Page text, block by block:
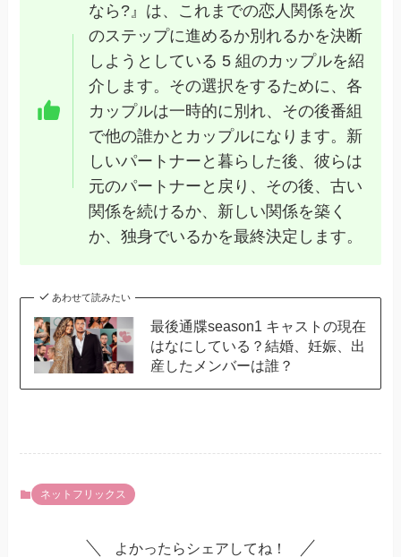
なら?』は、これまでの恋人関係を次
のステップに進めるか別れるかを決断
しようとしている 5 組のカップルを紹
介します。その選択をするために、各
カップルは一時的に別れ、その後番組
で他の誰かとカップルになります。新
しいパートナーと暮らした後、彼らは
元のパートナーと戻り、その後、古い
関係を続けるか、新しい関係を築く
か、独身でいるかを最終決定します。
あわせて読みたい
最後通牒season1 キャストの現在
はなにしている？結婚、妊娠、出
産したメンバーは誰？
ネットフリックス
よかったらシェアしてね！